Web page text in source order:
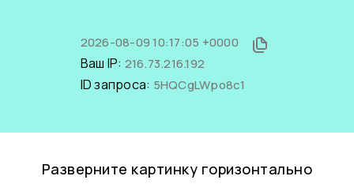
2026-08-09 10:17:05 +0000
Ваш IP: 216.73.216.192
ID запроса: 5HQCgLWpo8c1
Разверните картинку горизонтально